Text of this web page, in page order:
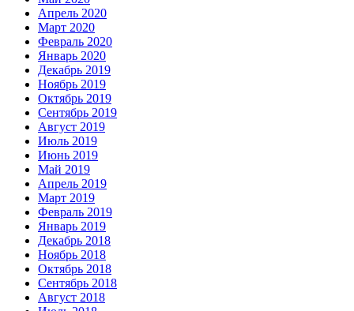
Апрель 2020
Март 2020
Февраль 2020
Январь 2020
Декабрь 2019
Ноябрь 2019
Октябрь 2019
Сентябрь 2019
Август 2019
Июль 2019
Июнь 2019
Май 2019
Апрель 2019
Март 2019
Февраль 2019
Январь 2019
Декабрь 2018
Ноябрь 2018
Октябрь 2018
Сентябрь 2018
Август 2018